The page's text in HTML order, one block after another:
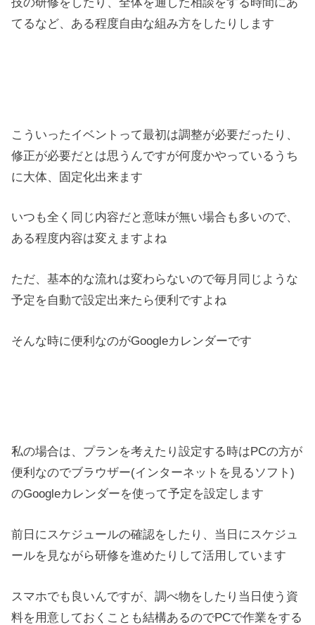
てるなど、ある程度自由な組み方をしたりします
こういったイベントって最初は調整が必要だったり、
修正が必要だとは思うんですが何度かやっているうち
に大体、固定化出来ます
いつも全く同じ内容だと意味が無い場合も多いので、
ある程度内容は変えますよね
ただ、基本的な流れは変わらないので毎月同じような
予定を自動で設定出来たら便利ですよね
そんな時に便利なのがGoogleカレンダーです
私の場合は、プランを考えたり設定する時はPCの方が
便利なのでブラウザー(インターネットを見るソフト)
のGoogleカレンダーを使って予定を設定します
前日にスケジュールの確認をしたり、当日にスケジュ
ールを見ながら研修を進めたりして活用しています
スマホでも良いんですが、調べ物をしたり当日使う資
料を用意しておくことも結構あるのでPCで作業をする